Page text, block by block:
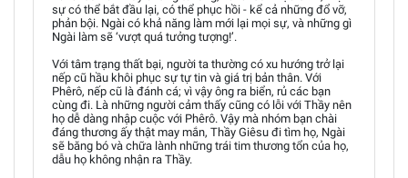
sự có thể bắt đầu lại, có thể phục hồi - kể cả những đổ vỡ,
phản bội. Ngài có khả năng làm mới lại mọi sự, và những gì
Ngài làm sẽ ‘vượt quá tưởng tượng!’.
Với tâm trạng thất bại, người ta thường có xu hướng trở lại
nếp cũ hầu khôi phục sự tự tin và giá trị bản thân. Với
Phêrô, nếp cũ là đánh cá; vì vậy ông ra biển, rủ các bạn
cùng đi. Là những người cảm thấy cũng có lỗi với Thầy nên
họ dễ dàng nhập cuộc với Phêrô. Vậy mà nhóm bạn chài
đáng thương ấy thật may mắn, Thầy Giêsu đi tìm họ, Ngài
sẽ băng bó và chữa lành những trái tim thương tổn của họ,
dẫu họ không nhận ra Thầy.